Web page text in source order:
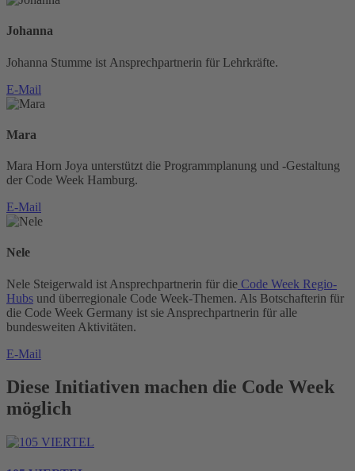
Johanna
Johanna Stumme ist Ansprechpartnerin für Lehrkräfte.
E-Mail
Mara
Mara Horn Joya unterstützt die Programmplanung und -Gestaltung
der Code Week Hamburg.
E-Mail
Nele
Nele Steigerwald ist Ansprechpartnerin für die Code Week Regio-
Hubs und überregionale Code Week-Themen. Als Botschafterin für
die Code Week Germany ist sie Ansprechpartnerin für alle
bundesweiten Aktivitäten.
E-Mail
Diese Initiativen machen die Code Week
möglich